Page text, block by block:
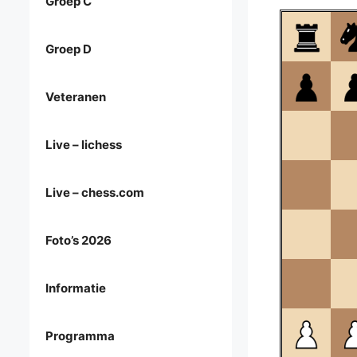
Groep D
Veteranen
Live – lichess
Live – chess.com
Foto’s 2026
Informatie
Programma